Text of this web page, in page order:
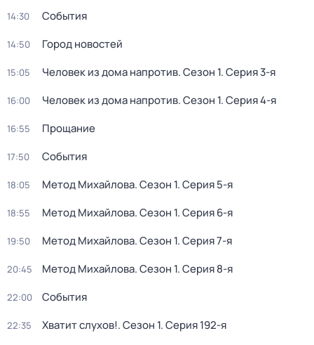
14:30 События
14:50 Город новостей
15:05 Человек из дома напротив. Сезон 1. Серия 3-я
16:00 Человек из дома напротив. Сезон 1. Серия 4-я
16:55 Прощание
17:50 События
18:05 Метод Михайлова. Сезон 1. Серия 5-я
18:55 Метод Михайлова. Сезон 1. Серия 6-я
19:50 Метод Михайлова. Сезон 1. Серия 7-я
20:45 Метод Михайлова. Сезон 1. Серия 8-я
22:00 События
22:35 Хватит слухов!. Сезон 1. Серия 192-я